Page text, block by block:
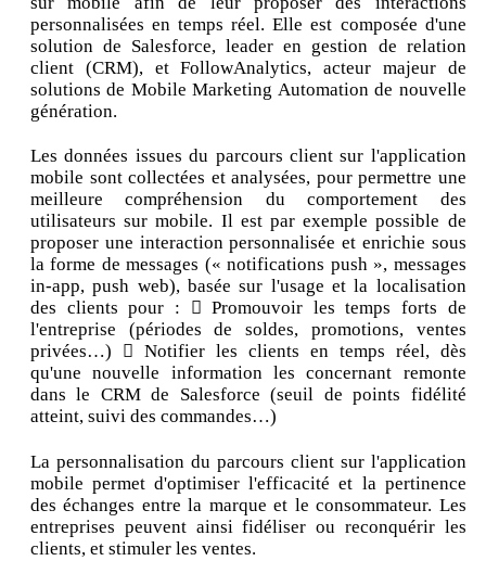
personnalisées en temps réel. Elle est composée d'une
solution de Salesforce, leader en gestion de relation
client (CRM), et FollowAnalytics, acteur majeur de
solutions de Mobile Marketing Automation de nouvelle
génération.
Les données issues du parcours client sur l'application
mobile sont collectées et analysées, pour permettre une
meilleure compréhension du comportement des
utilisateurs sur mobile. Il est par exemple possible de
proposer une interaction personnalisée et enrichie sous
la forme de messages (« notifications push », messages
in-app, push web), basée sur l'usage et la localisation
des clients pour :  Promouvoir les temps forts de
l'entreprise (périodes de soldes, promotions, ventes
privées…)  Notifier les clients en temps réel, dès
qu'une nouvelle information les concernant remonte
dans le CRM de Salesforce (seuil de points fidélité
atteint, suivi des commandes…)
La personnalisation du parcours client sur l'application
mobile permet d'optimiser l'efficacité et la pertinence
des échanges entre la marque et le consommateur. Les
entreprises peuvent ainsi fidéliser ou reconquérir les
clients, et stimuler les ventes.